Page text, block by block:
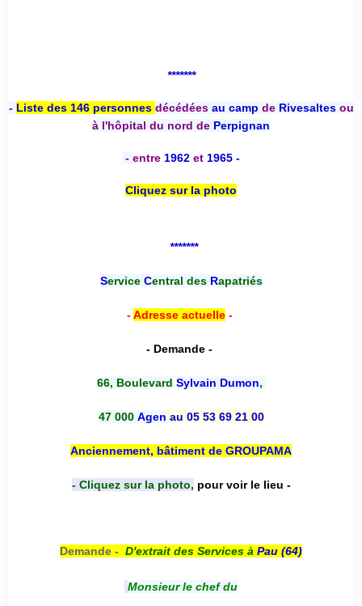
*******
- Liste des 146 personnes décédées au camp deRivesaltesou
à l'hôpital du nord de Perpignan
- entre 1962 et 1965 -
Cliquez sur la photo
*******
Service Central desRapatriés
-Adresse actuelle-
- Demande -
66, Boulevard Sylvain Dumon,
47 000 Agen au 05 53 69 21 00
Anciennement, bâtiment de GROUPAMA
- Cliquez sur la photo, pour voir le lieu -
Demande - D'extrait des Services à Pau (64)
Monsieur le chef du